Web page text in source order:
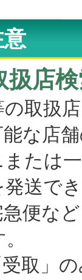
扱店
取扱
な店
は一
送で
など
」の